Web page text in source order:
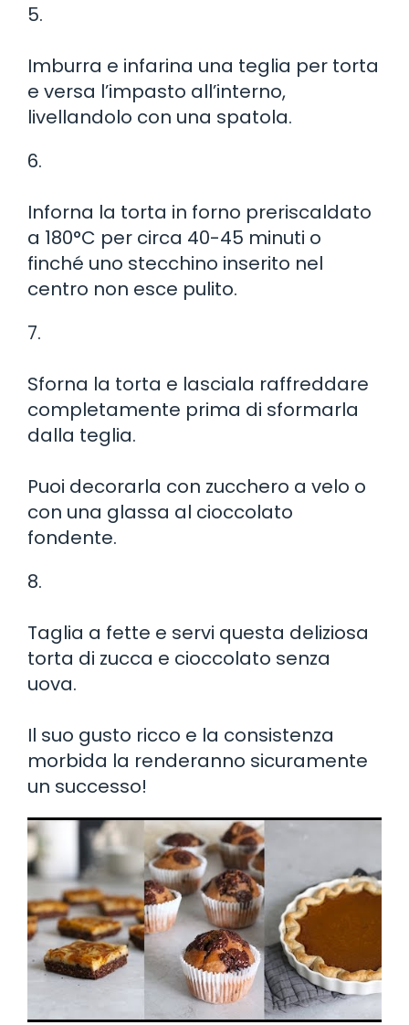
5.
Imburra e infarina una teglia per torta
e versa l’impasto all’interno,
livellandolo con una spatola.
6.
Inforna la torta in forno preriscaldato
a 180°C per circa 40-45 minuti o
finché uno stecchino inserito nel
centro non esce pulito.
7.
Sforna la torta e lasciala raffreddare
completamente prima di sformarla
dalla teglia.
Puoi decorarla con zucchero a velo o
con una glassa al cioccolato
fondente.
8.
Taglia a fette e servi questa deliziosa
torta di zucca e cioccolato senza
uova.
Il suo gusto ricco e la consistenza
morbida la renderanno sicuramente
un successo!